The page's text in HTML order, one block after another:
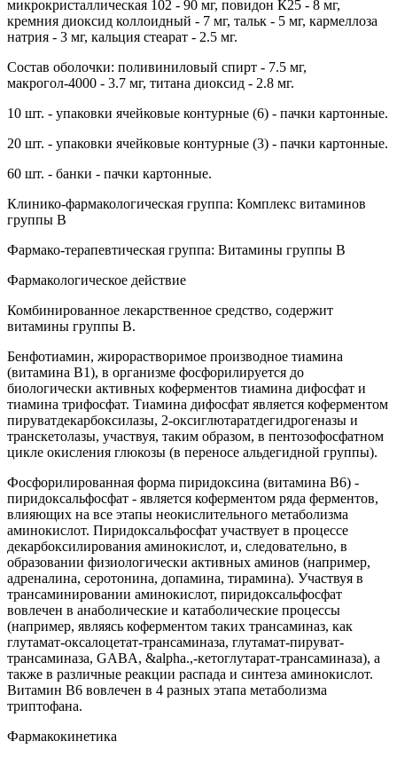
микрокристаллическая 102 - 90 мг, повидон К25 - 8 мг,
кремния диоксид коллоидный - 7 мг, тальк - 5 мг, кармеллоза
натрия - 3 мг, кальция стеарат - 2.5 мг.
Состав оболочки: поливиниловый спирт - 7.5 мг,
макрогол-4000 - 3.7 мг, титана диоксид - 2.8 мг.
10 шт. - упаковки ячейковые контурные (6) - пачки картонные.
20 шт. - упаковки ячейковые контурные (3) - пачки картонные.
60 шт. - банки - пачки картонные.
Клинико-фармакологическая группа: Комплекс витаминов
группы В
Фармако-терапевтическая группа: Витамины группы B
Фармакологическое действие
Комбинированное лекарственное средство, содержит
витамины группы B.
Бенфотиамин, жирорастворимое производное тиамина
(витамина В1), в организме фосфорилируется до
биологически активных коферментов тиамина дифосфат и
тиамина трифосфат. Тиамина дифосфат является коферментом
пируватдекарбоксилазы, 2-оксиглютаратдегидрогеназы и
транскетолазы, участвуя, таким образом, в пентозофосфатном
цикле окисления глюкозы (в переносе альдегидной группы).
Фосфорилированная форма пиридоксина (витамина В6) -
пиридоксальфосфат - является коферментом ряда ферментов,
влияющих на все этапы неокислительного метаболизма
аминокислот. Пиридоксальфосфат участвует в процессе
декарбоксилирования аминокислот, и, следовательно, в
образовании физиологически активных аминов (например,
адреналина, серотонина, допамина, тирамина). Участвуя в
трансаминировании аминокислот, пиридоксальфосфат
вовлечен в анаболические и катаболические процессы
(например, являясь коферментом таких трансаминаз, как
глутамат-оксалоцетат-трансаминаза, глутамат-пируват-
трансаминаза, GABA, &alpha.,-кетоглутарат-трансаминаза), а
также в различные реакции распада и синтеза аминокислот.
Витамин В6 вовлечен в 4 разных этапа метаболизма
триптофана.
Фармакокинетика